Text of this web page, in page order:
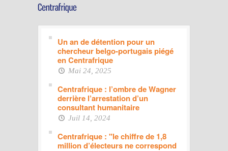
Un an de détention pour un
chercheur belgo-portugais piégé
en Centrafrique
Mai 24, 2025
Centrafrique : l’ombre de Wagner
derrière l’arrestation d’un
consultant humanitaire
Juil 14, 2024
Centrafrique : "le chiffre de 1,8
million d’électeurs ne correspond